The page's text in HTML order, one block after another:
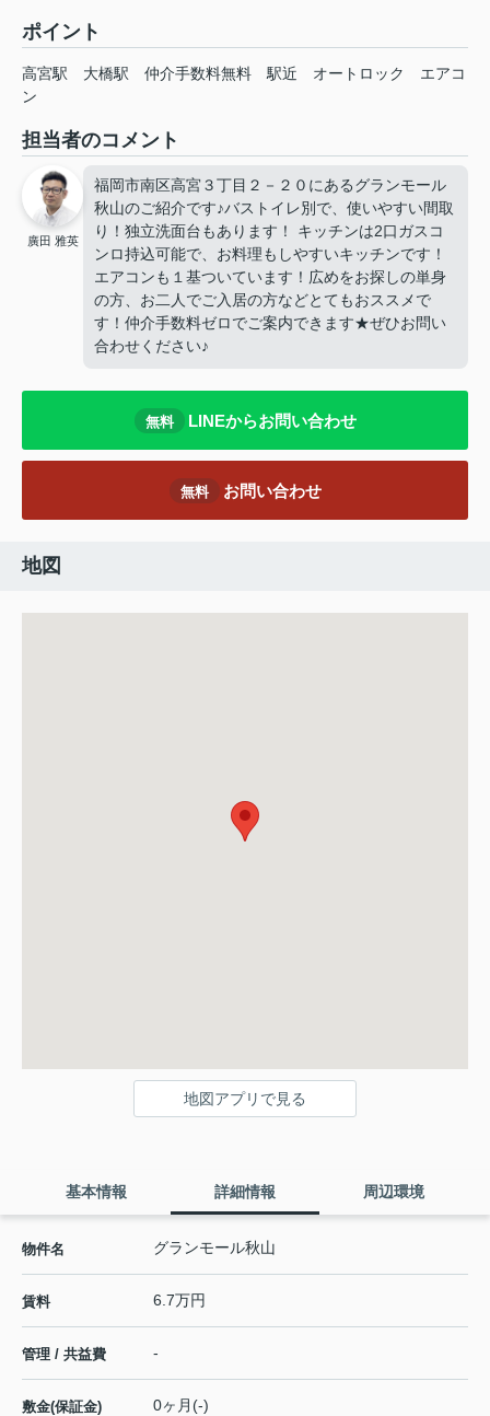
ポイント
高宮駅 大橋駅 仲介手数料無料 駅近 オートロック
エアコ
ン
担当者のコメント
廣田 雅英
福岡市南区高宮３丁目２－２０にあるグランモール
秋山のご紹介です♪バストイレ別で、使いやすい間取
り！独立洗面台もあります！ キッチンは2口ガスコ
ンロ持込可能で、お料理もしやすいキッチンです！
エアコンも１基ついています！広めをお探しの単身
の方、お二人でご入居の方などとてもおススメで
す！仲介手数料ゼロでご案内できます★ぜひお問い
合わせください♪
無料 LINEからお問い合わせ
無料 お問い合わせ
地図
地図アプリで見る
基本情報 詳細情報 周辺環境
物件名 グランモール秋山
賃料 6.7万円
管理 / 共益費 -
敷金(保証金) 0ヶ月(-)